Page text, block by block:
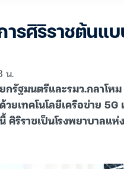
ารศิริราชต้นแ
น.
รัฐมนตรีและรมว.กลาโหม
ยเทคโนโลยีเครือข่าย
ศิริราชเป็นโรงพยาบาล